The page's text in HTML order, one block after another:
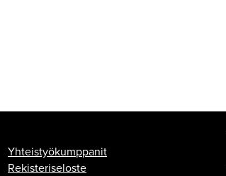
Yhteistyökumppanit
Rekisteriseloste